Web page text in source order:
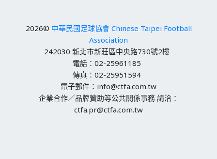
2026© 中華民國足球協會 Chinese Taipei Football
Association
242030 新北市新莊區中央路730號2樓
電話：02-25961185
傳真：02-25951594
電子郵件：info@ctfa.com.tw
企業合作／品牌贊助等公共關係事務 請洽：
ctfa.pr@ctfa.com.tw